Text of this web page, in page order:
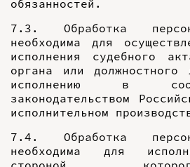
обязанностей.
7.3. Обработка
необходима для
исполнения судебного
органа или должностного
исполнению в
законодательством
исполнительном
7.4. Обработка
необходима для